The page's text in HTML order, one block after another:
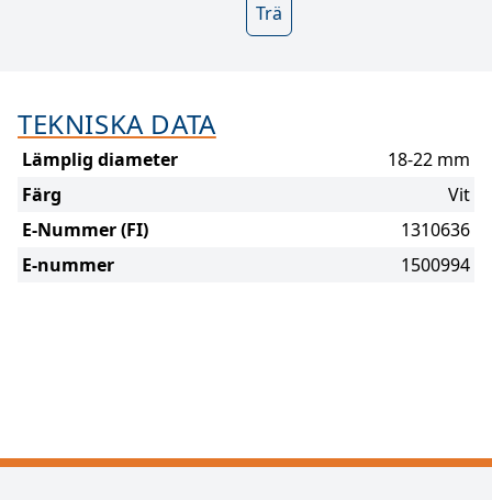
Trä
TEKNISKA DATA
Lämplig diameter
18-22 mm
Färg
Vit
E-Nummer (FI)
1310636
E-nummer
1500994